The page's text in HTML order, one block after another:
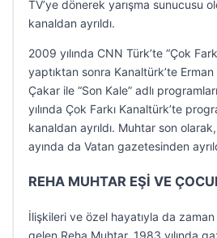
TV’ye dönerek yarışma sunucusu
kanaldan ayrıldı.
2009 yılında CNN Türk’te “Çok
yaptıktan sonra Kanaltürk’te
Çakar ile “Son Kale” adlı
yılında Çok Farkı Kanaltürk’te
kanaldan ayrıldı. Muhtar son olarak,
ayında da Vatan gazetesinden
REHA MUHTAR EŞİ VE
İlişkileri ve özel hayatıyla da
gelen Reha Muhtar, 1983 yılında